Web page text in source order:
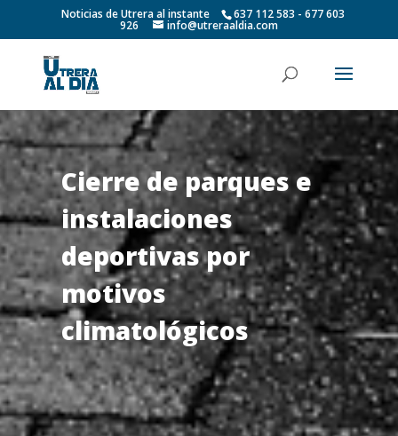
Noticias de Utrera al instante 637 112 583 - 677 603
926 info@utreraaldia.com
Cierre de parques e
instalaciones
deportivas por
motivos
climatológicos